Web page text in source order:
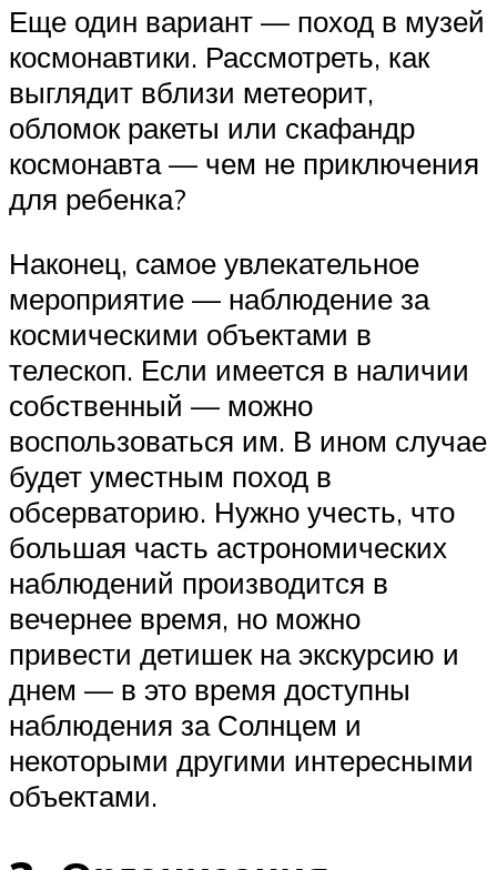
Еще один вариант — поход в музей
космонавтики. Рассмотреть, как
выглядит вблизи метеорит,
обломок ракеты или скафандр
космонавта — чем не приключения
для ребенка?
Наконец, самое увлекательное
мероприятие — наблюдение за
космическими объектами в
телескоп. Если имеется в наличии
собственный — можно
воспользоваться им. В ином случае
будет уместным поход в
обсерваторию. Нужно учесть, что
большая часть астрономических
наблюдений производится в
вечернее время, но можно
привести детишек на экскурсию и
днем — в это время доступны
наблюдения за Солнцем и
некоторыми другими интересными
объектами.